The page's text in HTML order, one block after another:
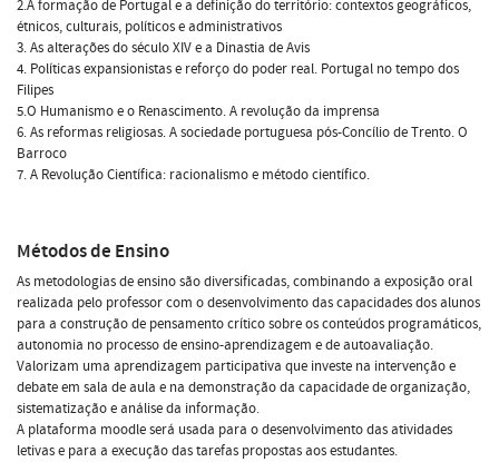
2.A formação de Portugal e a definição do território: contextos geográficos,
étnicos, culturais, políticos e administrativos
3. As alterações do século XIV e a Dinastia de Avis
4. Políticas expansionistas e reforço do poder real. Portugal no tempo dos
Filipes
5.O Humanismo e o Renascimento. A revolução da imprensa
6. As reformas religiosas. A sociedade portuguesa pós-Concílio de Trento. O
Barroco
7. A Revolução Científica: racionalismo e método científico.
Métodos de Ensino
As metodologias de ensino são diversificadas, combinando a exposição oral
realizada pelo professor com o desenvolvimento das capacidades dos alunos
para a construção de pensamento crítico sobre os conteúdos programáticos,
autonomia no processo de ensino-aprendizagem e de autoavaliação.
Valorizam uma aprendizagem participativa que investe na intervenção e
debate em sala de aula e na demonstração da capacidade de organização,
sistematização e análise da informação.
A plataforma moodle será usada para o desenvolvimento das atividades
letivas e para a execução das tarefas propostas aos estudantes.